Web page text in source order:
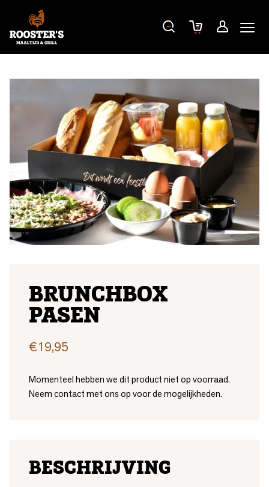
BRUNCHBOX
PASEN
€19,95
Momenteel hebben we dit product niet op voorraad.
Neem contact met ons op voor de mogelijkheden.
BESCHRIJVING